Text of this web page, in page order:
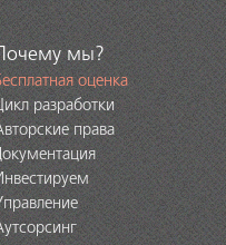
мы?
оценка
разработки
права